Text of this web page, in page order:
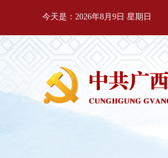
今天是：2026年8月9日 星期日